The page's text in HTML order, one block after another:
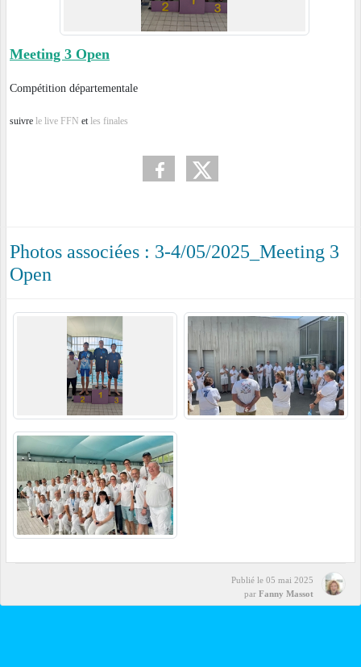
Meeting 3 Open
Compétition départementale
suivre le live FFN etles finales
Photos associées : 3-4/05/2025_Meeting 3
Open
Publié le 05 mai 2025
par Fanny Massot